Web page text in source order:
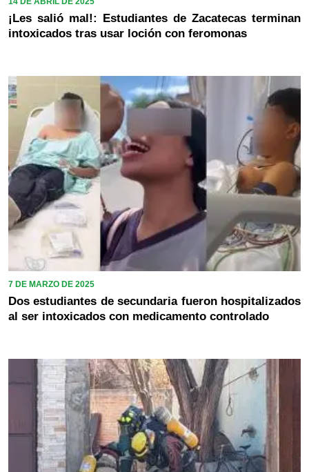
¡Les salió mal!: Estudiantes de Zacatecas terminan
intoxicados tras usar loción con feromonas
7 DE MARZO DE 2025
Dos estudiantes de secundaria fueron hospitalizados
al ser intoxicados con medicamento controlado